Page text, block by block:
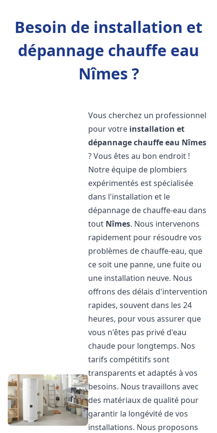
Besoin de installation et
dépannage chauffe eau
Nîmes ?
Vous cherchez un professionnel
pour votre installation et
dépannage chauffe eau Nîmes
? Vous êtes au bon endroit !
Notre équipe de plombiers
expérimentés est spécialisée
dans l'installation et le
dépannage de chauffe-eau dans
tout Nîmes. Nous intervenons
rapidement pour résoudre vos
problèmes de chauffe-eau, que
ce soit une panne, une fuite ou
une installation neuve. Nous
offrons des délais d'intervention
rapides, souvent dans les 24
heures, pour vous assurer que
vous n'êtes pas privé d'eau
chaude pour longtemps. Nos
tarifs compétitifs sont
transparents et adaptés à vos
besoins. Nous travaillons avec
des matériaux de qualité pour
garantir la longévité de vos
installations. Nous proposons